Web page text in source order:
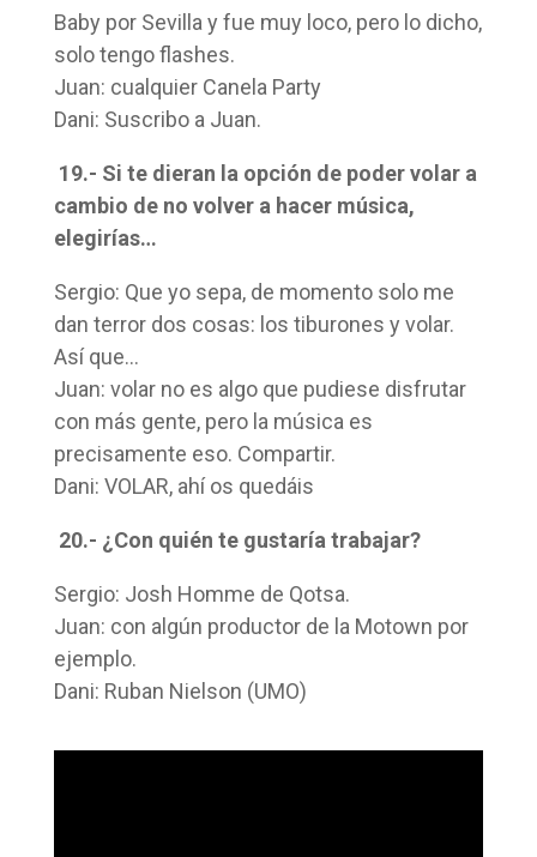
Baby por Sevilla y fue muy loco, pero lo dicho,
solo tengo flashes.
Juan: cualquier Canela Party
Dani: Suscribo a Juan.
19.- Si te dieran la opción de poder volar a
cambio de no volver a hacer música,
elegirías…
Sergio: Que yo sepa, de momento solo me
dan terror dos cosas: los tiburones y volar.
Así que…
Juan: volar no es algo que pudiese disfrutar
con más gente, pero la música es
precisamente eso. Compartir.
Dani: VOLAR, ahí os quedáis
20.- ¿Con quién te gustaría trabajar?
Sergio: Josh Homme de Qotsa.
Juan: con algún productor de la Motown por
ejemplo.
Dani: Ruban Nielson (UMO)